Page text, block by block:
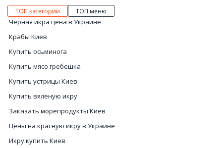
ТОП категории ТОП меню
Черная икра цена в Украине
Крабы Киев
Купить осьминога
Купить мясо гребешка
Купить устрицы Киев
Купить вяленую икру
Заказать морепродукты Киев
Цены на красную икру в Украине
Икру купить Киев